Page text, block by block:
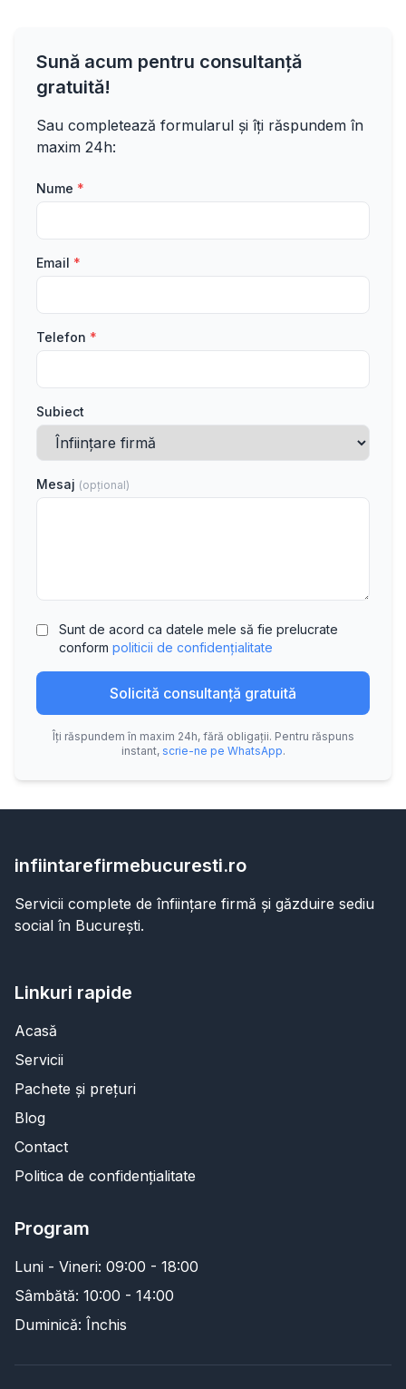
Sună acum pentru consultanță
gratuită!
Sau completează formularul și îți răspundem în
maxim 24h:
Nume *
Email *
Telefon *
Subiect
Mesaj (opțional)
Sunt de acord ca datele mele să fie prelucrate
conform politicii de confidențialitate
Solicită consultanță gratuită
Îți răspundem în maxim 24h, fără obligații. Pentru răspuns
instant, scrie-ne pe WhatsApp.
infiintarefirmebucuresti.ro
Servicii complete de înființare firmă și găzduire sediu
social în București.
Linkuri rapide
Acasă
Servicii
Pachete și prețuri
Blog
Contact
Politica de confidențialitate
Program
Luni - Vineri: 09:00 - 18:00
Sâmbătă: 10:00 - 14:00
Duminică: Închis